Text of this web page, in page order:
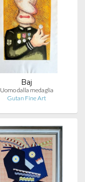
Baj
Uomo dalla medaglia
Gutan Fine Art